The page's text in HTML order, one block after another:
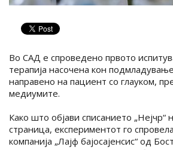
Во САД е спроведено првото
терапија насочена кон
направено на пациент со глауком,
медиумите.
Како што објави списанието „Нејчр“
страница, експериментот го
компанија „Лајф бајосајенсис“ од